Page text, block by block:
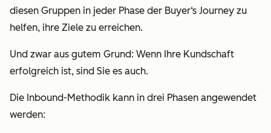
diesen Gruppen in jeder Phase der Buyer‘s Journey zu
helfen, ihre Ziele zu erreichen.
Und zwar aus gutem Grund: Wenn Ihre Kundschaft
erfolgreich ist, sind Sie es auch.
Die Inbound-Methodik kann in drei Phasen angewendet
werden: